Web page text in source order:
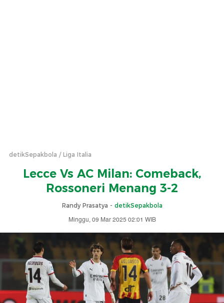
detikSepakbola Liga Italia
Lecce Vs AC Milan: Comeback,
Rossoneri Menang 3-2
Randy Prasatya - detikSepakbola
Minggu, 09 Mar 2025 02:01 WIB